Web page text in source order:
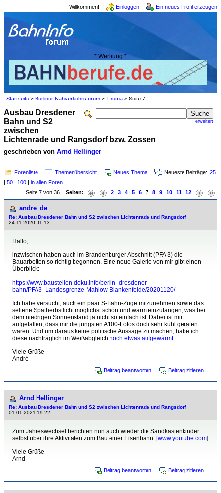
Willkommen! Einloggen Ein neues Profil erzeugen
* Werbung *
Startseite > Berliner Nahverkehrsforum > Thema > Seite 7
erweitert
Ausbau Dresdener
Bahn und S2
zwischen
Lichtenrade und Rangsdorf bzw. Zossen
geschrieben von Arnd Hellinger
Forenliste Themenübersicht Neues Thema Neueste Beiträge: 25
| 50 | 100 | in allen Foren
Seite 7 von 36 Seiten: 2 3 4 5 6 7 8 9 10 11 12
andre_de
Re: Ausbau Dresdener Bahn und S2 zwischen Lichtenrade und Rangsdorf
24.11.2020 01:13
Hallo,
inzwischen haben auch im Brandenburger Abschnitt (PFA 3) die
Bauarbeiten so richtig begonnen. Eine neue Galerie von mir gibt einen
Überblick:
https://www.baustellen-doku.info/berlin_dresdener-
bahn/PFA3_Landesgrenze-Mahlow-Blankenfelde/20201120/
Ich habe versucht, auch ein paar S-Bahn-Züge mitzunehmen sowie das
seltene Spätherbstlicht möglichst schön und warm einzufangen, was bei
dem niedrigen Sonnenstand ja nicht so einfach ist. Dabei ist mir
aufgefallen, dass mir die jüngsten A100-Fotos doch sehr kühl geraten
waren. Und um daraus keine politische Aussage zu machen, habe ich
diese nachträglich im Weißabgleich noch etwas aufgewärmt.
Viele Grüße
André
Beitrag beantworten Beitrag zitieren
Arnd Hellinger
Re: Ausbau Dresdener Bahn und S2 zwischen Lichtenrade und Rangsdorf
01.01.2021 19:22
Zum Jahreswechsel berichten nun auch wieder die Sandkastenkinder
selbst über ihre Aktivitäten zum Bau einer Eisenbahn: [www.youtube.com]
Viele Grüße
Arnd
Beitrag beantworten Beitrag zitieren